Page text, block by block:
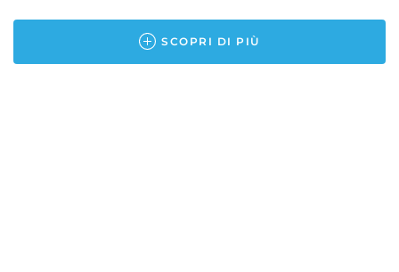
SCOPRI DI PIÙ